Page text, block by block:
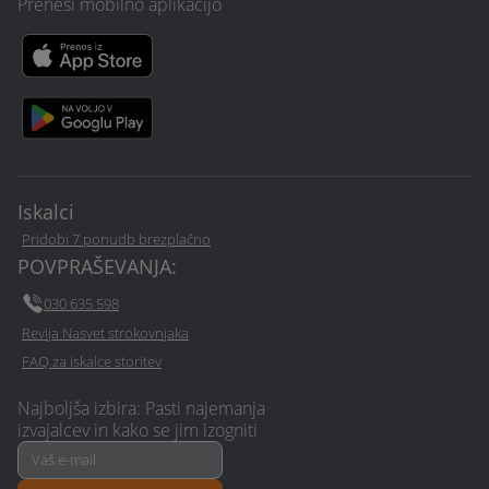
Gradbena dela, zidarska dela
Adaptacija, prenova, obnova
Estrih, strojni tlaki
Betoniranje
Betonske stopnice
Iskalci
Pridobi 7 ponudb brezplačno
POVPRAŠEVANJA:
030 635 598
Revija Nasvet strokovnjaka
FAQ za iskalce storitev
Najboljša izbira: Pasti najemanja
izvajalcev in kako se jim izogniti